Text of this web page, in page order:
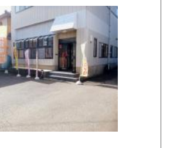
600円 福岡県
600円 長崎県
600円 大分県
600円 鹿児島県